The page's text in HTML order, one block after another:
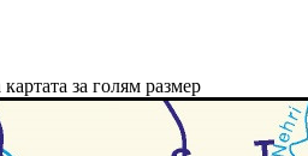
за голям размер